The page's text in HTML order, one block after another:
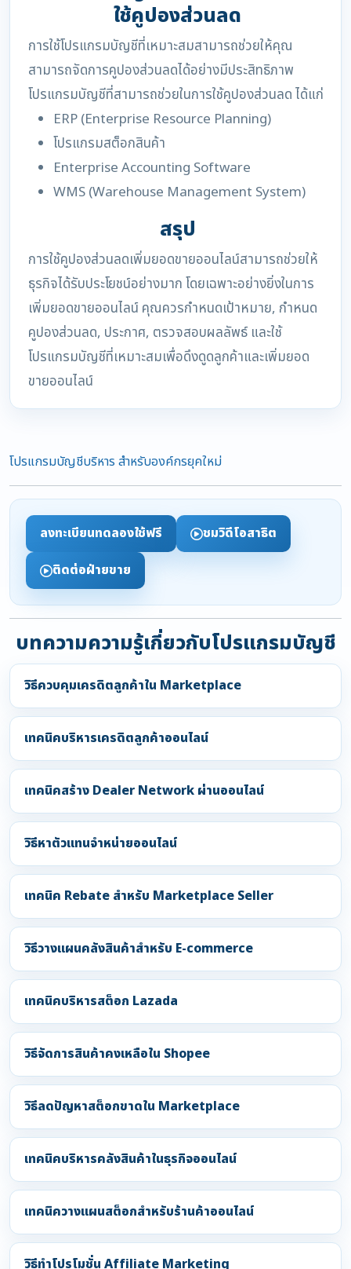
ใช้คูปองส่วนลด
การใช้โปรแกรมบัญชีที่เหมาะสมสามารถช่วยให้คุณ
สามารถจัดการคูปองส่วนลดได้อย่างมีประสิทธิภาพ
โปรแกรมบัญชีที่สามารถช่วยในการใช้คูปองส่วนลด ได้แก่
ERP (Enterprise Resource Planning)
โปรแกรมสต็อกสินค้า
Enterprise Accounting Software
WMS (Warehouse Management System)
สรุป
การใช้คูปองส่วนลดเพิ่มยอดขายออนไลน์สามารถช่วยให้
ธุรกิจได้รับประโยชน์อย่างมาก โดยเฉพาะอย่างยิ่งในการ
เพิ่มยอดขายออนไลน์ คุณควรกำหนดเป้าหมาย, กำหนด
คูปองส่วนลด, ประกาศ, ตรวจสอบผลลัพธ์ และใช้
โปรแกรมบัญชีที่เหมาะสมเพื่อดึงดูดลูกค้าและเพิ่มยอด
ขายออนไลน์
โปรแกรมบัญชีบริหาร สำหรับองค์กรยุคใหม่
ลงทะเบียนทดลองใช้ฟรี
ชมวิดีโอสาธิต
ติดต่อฝ่ายขาย
บทความความรู้เกี่ยวกับโปรแกรมบัญชี
วิธีควบคุมเครดิตลูกค้าใน Marketplace
เทคนิคบริหารเครดิตลูกค้าออนไลน์
เทคนิคสร้าง Dealer Network ผ่านออนไลน์
วิธีหาตัวแทนจำหน่ายออนไลน์
เทคนิค Rebate สำหรับ Marketplace Seller
วิธีวางแผนคลังสินค้าสำหรับ E-commerce
เทคนิคบริหารสต็อก Lazada
วิธีจัดการสินค้าคงเหลือใน Shopee
วิธีลดปัญหาสต็อกขาดใน Marketplace
เทคนิคบริหารคลังสินค้าในธุรกิจออนไลน์
เทคนิควางแผนสต็อกสำหรับร้านค้าออนไลน์
วิธีทำโปรโมชั่น Affiliate Marketing